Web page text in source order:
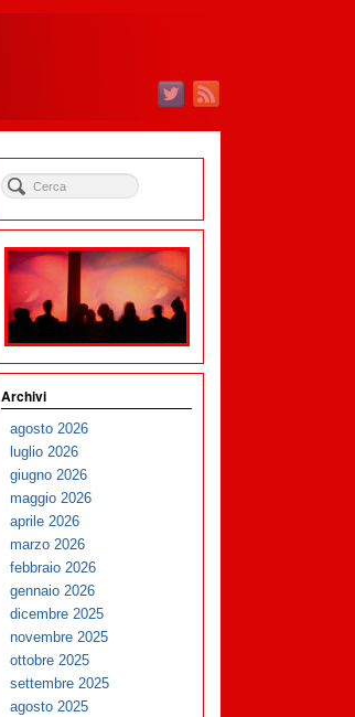
Archivi
agosto 2026
luglio 2026
giugno 2026
maggio 2026
aprile 2026
marzo 2026
febbraio 2026
gennaio 2026
dicembre 2025
novembre 2025
ottobre 2025
settembre 2025
agosto 2025